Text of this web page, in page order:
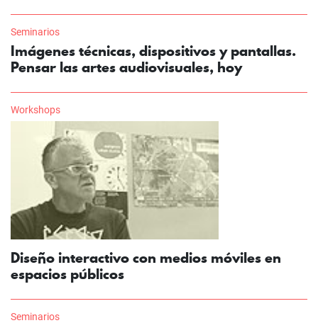
Seminarios
Imágenes técnicas, dispositivos y pantallas.
Pensar las artes audiovisuales, hoy
Workshops
Diseño interactivo con medios móviles en
espacios públicos
Seminarios